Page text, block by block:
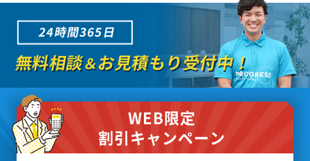
24時間365日
無料相談＆お見積もり受付中！
WEB限定
割引キャンペーン